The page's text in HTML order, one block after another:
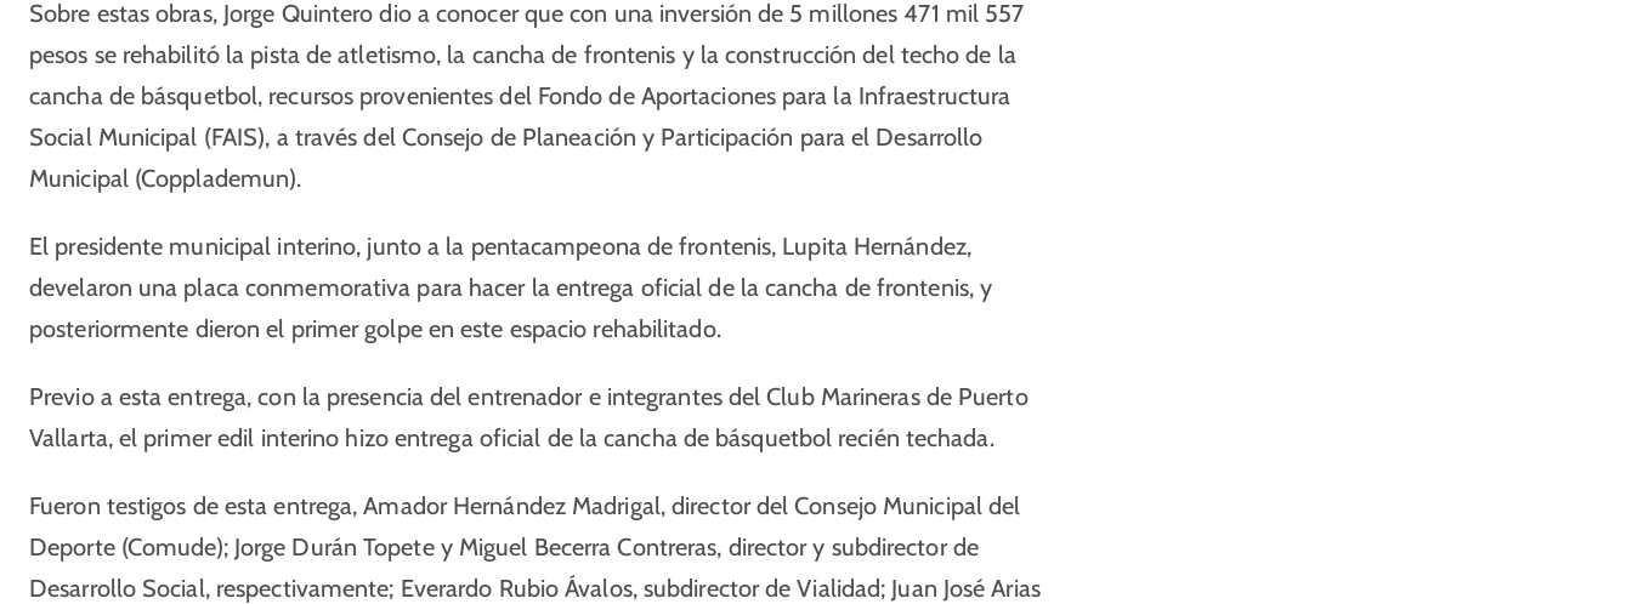
Sobre estas obras, Jorge Quintero dio a conocer que con una inversión de 5 millones 471 mil 557
pesos se rehabilitó la pista de atletismo, la cancha de frontenis y la construcción del techo de la
cancha de básquetbol, recursos provenientes del Fondo de Aportaciones para la Infraestructura
Social Municipal (FAIS), a través del Consejo de Planeación y Participación para el Desarrollo
Municipal (Copplademun).
El presidente municipal interino, junto a la pentacampeona de frontenis, Lupita Hernández,
develaron una placa conmemorativa para hacer la entrega oficial de la cancha de frontenis, y
posteriormente dieron el primer golpe en este espacio rehabilitado.
Previo a esta entrega, con la presencia del entrenador e integrantes del Club Marineras de Puerto
Vallarta, el primer edil interino hizo entrega oficial de la cancha de básquetbol recién techada.
Fueron testigos de esta entrega, Amador Hernández Madrigal, director del Consejo Municipal del
Deporte (Comude); Jorge Durán Topete y Miguel Becerra Contreras, director y subdirector de
Desarrollo Social, respectivamente; Everardo Rubio Ávalos, subdirector de Vialidad; Juan José Arias